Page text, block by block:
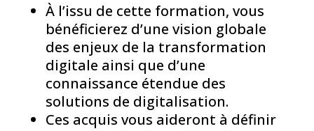
À l’issu de cette formation, vous
bénéficierez d’une vision globale
des enjeux de la transformation
digitale ainsi que d’une
connaissance étendue des
solutions de digitalisation.
Ces acquis vous aideront à définir